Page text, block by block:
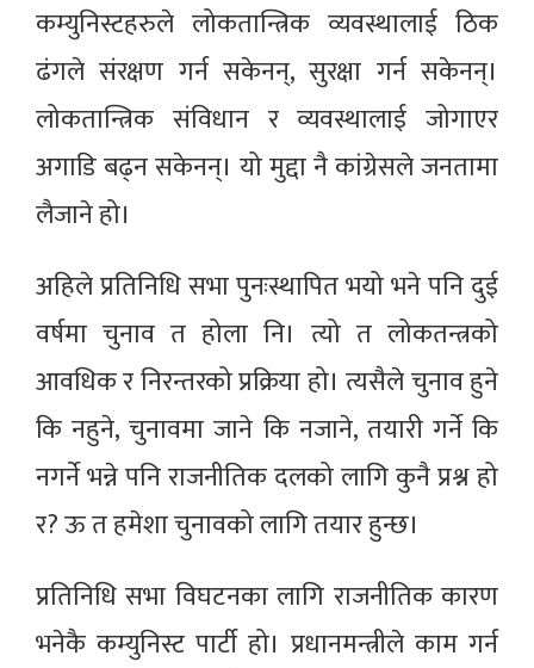
कम्युनिस्टहरुले लोकतान्त्रिक व्यवस्थालाई ठिक
ढंगले संरक्षण गर्न सकेनन्, सुरक्षा गर्न सकेनन्।
लोकतान्त्रिक संविधान र व्यवस्थालाई जोगाएर
अगाडि बढ्न सकेनन्। यो मुद्दा नै कांग्रेसले जनतामा
लैजाने हो।
अहिले प्रतिनिधि सभा पुनःस्थापित भयो भने पनि दुई
वर्षमा चुनाव त होला नि। त्यो त लोकतन्त्रको
आवधिक र निरन्तरको प्रक्रिया हो। त्यसैले चुनाव हुने
कि नहुने, चुनावमा जाने कि नजाने, तयारी गर्ने कि
नगर्ने भन्ने पनि राजनीतिक दलको लागि कुनै प्रश्न हो
र? ऊ त हमेशा चुनावको लागि तयार हुन्छ।
प्रतिनिधि सभा विघटनका लागि राजनीतिक कारण
भनेकै कम्युनिस्ट पार्टी हो। प्रधानमन्त्रीले काम गर्न